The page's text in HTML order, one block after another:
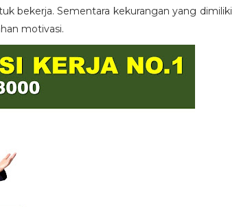
bekerja. Sementara kekurangan yang dimiliki
motivasi.